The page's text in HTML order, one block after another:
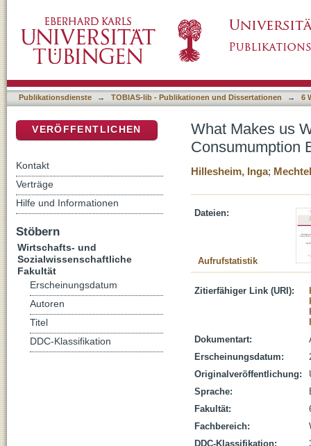
Public and Private Goods
Publikationsdienste → TOBIAS-lib - Publikationen und Dissertationen → 6
What Makes us
Consumumption
Hillesheim, Inga;
Dateien:
Aufrufstatistik
Zitierfähiger Link (URI):
Dokumentart:
Erscheinungsdatum:
Originalveröffentlichung:
Sprache:
Fakultät:
Fachbereich:
DDC-Klassifikation:
VERÖFFENTLICHEN
Kontakt
Verträge
Hilfe und Informationen
Stöbern
Wirtschafts- und
Sozialwissenschaftliche
Fakultät
Erscheinungsdatum
Autoren
Titel
DDC-Klassifikation